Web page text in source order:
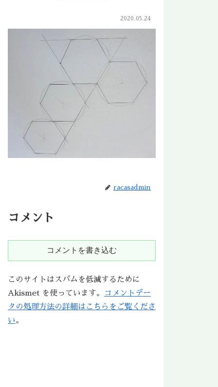
2020.05.24
racasadmin
コメント
コメントを書き込む
このサイトはスパムを低減するために
Akismet を使っています。
コメントデー
タの処理方法の詳細はこちらをご覧くださ
い。